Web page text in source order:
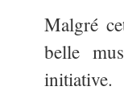
Malgré
belle
initiative.